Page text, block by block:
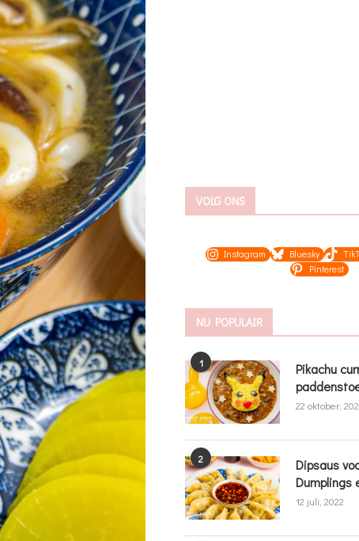
VOLG ONS
Instagram Bluesky
Pinterest
NU POPULAIR
1
Pikachu
22 oktober,
2
Dipsaus
Dumplings
12 juli, 2022